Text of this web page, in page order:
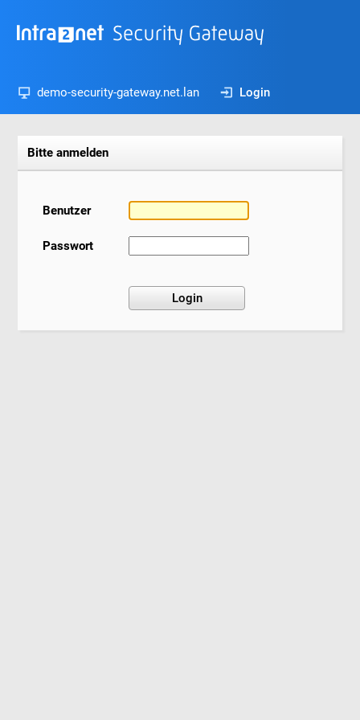
demo-security-gateway.net.lan Login
Bitte anmelden
Benutzer
Passwort